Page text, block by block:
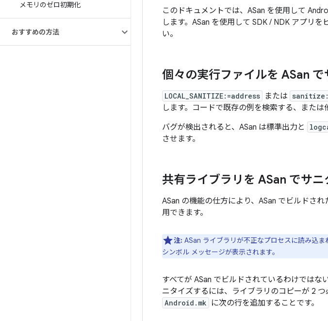
メモリのゼロ初期化
おすすめの方法
このドキュメントでは、ASan を使用して
します。ASan を使用して SDK / NDK アプリ
い。
個々の実行ファイルを ASan で
LOCAL_SANITIZE:=address または
します。コードで既存の例を検索する、また
バグが検出されると、ASan は標準出力と
させます。
共有ライブラリを ASan でサニ
ASan の機能の仕方により、ASan でビルドさ
用できます。
注: ASan ライブラリが不正なプロセスに読み込ま
シンボル メッセージが表示されます。
すべてが ASan でビルドされているわけでは
ニタイズするには、ライブラリのコピーが 2
Android.mk に次の行を追加することです。